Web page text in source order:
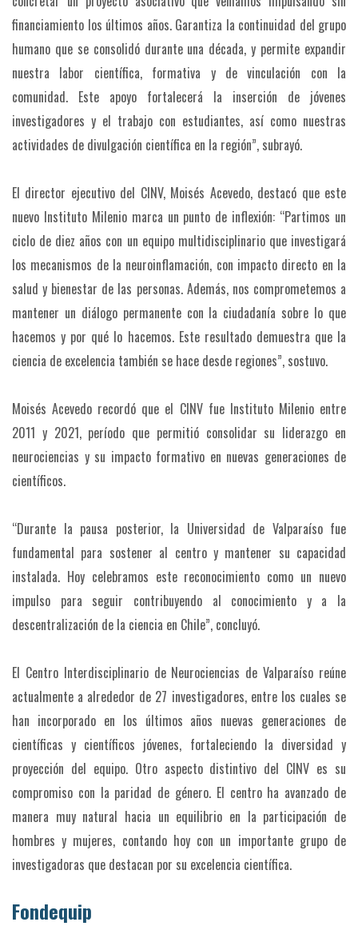
financiamiento los últimos años. Garantiza la continuidad del grupo
humano que se consolidó durante una década, y permite expandir
nuestra labor científica, formativa y de vinculación con la
comunidad. Este apoyo fortalecerá la inserción de jóvenes
investigadores y el trabajo con estudiantes, así como nuestras
actividades de divulgación científica en la región”, subrayó.
El director ejecutivo del CINV, Moisés Acevedo, destacó que este
nuevo Instituto Milenio marca un punto de inflexión: “Partimos un
ciclo de diez años con un equipo multidisciplinario que investigará
los mecanismos de la neuroinflamación, con impacto directo en la
salud y bienestar de las personas. Además, nos comprometemos a
mantener un diálogo permanente con la ciudadanía sobre lo que
hacemos y por qué lo hacemos. Este resultado demuestra que la
ciencia de excelencia también se hace desde regiones”, sostuvo.
Moisés Acevedo recordó que el CINV fue Instituto Milenio entre
2011 y 2021, período que permitió consolidar su liderazgo en
neurociencias y su impacto formativo en nuevas generaciones de
científicos.
“Durante la pausa posterior, la Universidad de Valparaíso fue
fundamental para sostener al centro y mantener su capacidad
instalada. Hoy celebramos este reconocimiento como un nuevo
impulso para seguir contribuyendo al conocimiento y a la
descentralización de la ciencia en Chile”, concluyó.
El Centro Interdisciplinario de Neurociencias de Valparaíso reúne
actualmente a alrededor de 27 investigadores, entre los cuales se
han incorporado en los últimos años nuevas generaciones de
científicas y científicos jóvenes, fortaleciendo la diversidad y
proyección del equipo. Otro aspecto distintivo del CINV es su
compromiso con la paridad de género. El centro ha avanzado de
manera muy natural hacia un equilibrio en la participación de
hombres y mujeres, contando hoy con un importante grupo de
investigadoras que destacan por su excelencia científica.
Fondequip